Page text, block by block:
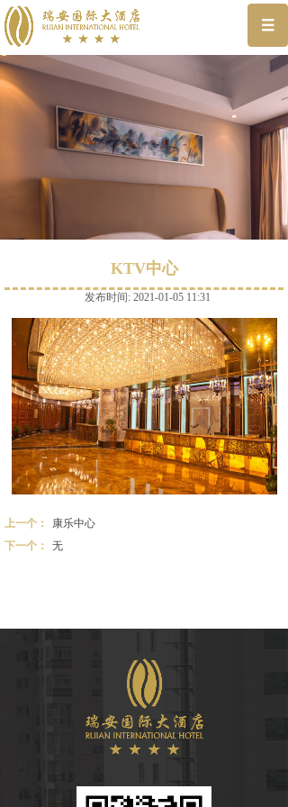
KTV中心
发布时间: 2021-01-05 11:31
上一个：
康乐中心
下一个：
无